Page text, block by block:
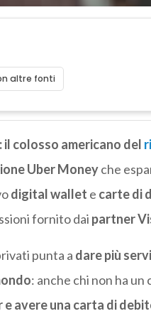
altre fonti
il colosso americano del
Uber Moneyche
digital wallet e carte di
fornito dai partner
punta a dare più
: anche chi non ha
e avere una carta di